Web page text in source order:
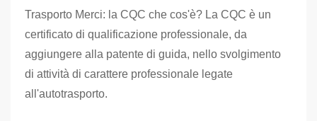
Trasporto Merci: la CQC che cos'è? La CQC è un
certificato di qualificazione professionale, da
aggiungere alla patente di guida, nello svolgimento
di attività di carattere professionale legate
all'autotrasporto.